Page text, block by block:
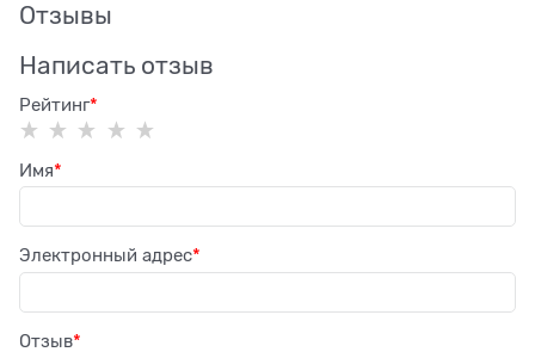
Отзывы
Написать отзыв
Рейтинг
Имя
Электронный адрес
Отзыв